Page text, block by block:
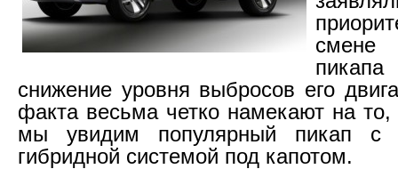
снижение уровня выбросов его
факта весьма четко намекают на то,
мы увидим популярный пикап с
гибридной системой под капотом.